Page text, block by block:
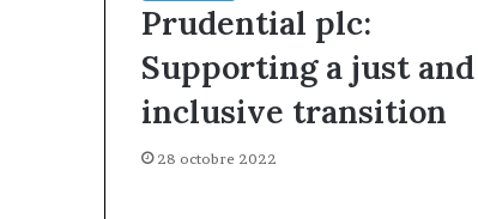
Prudential plc:
Supporting a just and
inclusive transition
28 octobre 2022
AfriLife
:
Kanga
Afri
nommé
intérim,